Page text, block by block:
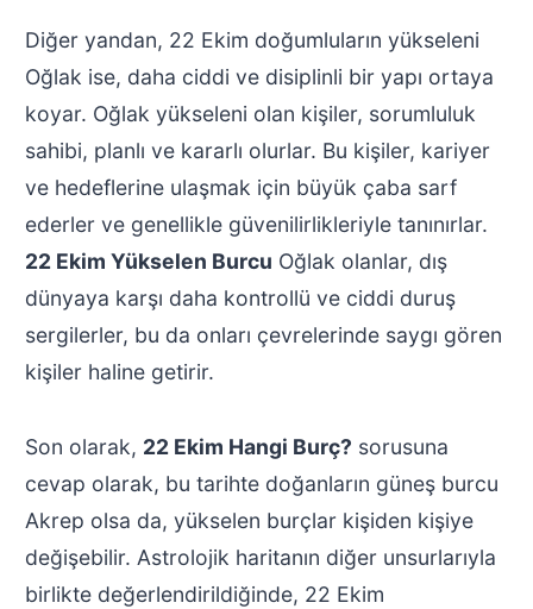
Diğer yandan, 22 Ekim doğumluların yükseleni
Oğlak ise, daha ciddi ve disiplinli bir yapı ortaya
koyar. Oğlak yükseleni olan kişiler, sorumluluk
sahibi, planlı ve kararlı olurlar. Bu kişiler, kariyer
ve hedeflerine ulaşmak için büyük çaba sarf
ederler ve genellikle güvenilirlikleriyle tanınırlar.
22 Ekim Yükselen Burcu Oğlak olanlar, dış
dünyaya karşı daha kontrollü ve ciddi duruş
sergilerler, bu da onları çevrelerinde saygı gören
kişiler haline getirir.
Son olarak, 22 Ekim Hangi Burç? sorusuna
cevap olarak, bu tarihte doğanların güneş burcu
Akrep olsa da, yükselen burçlar kişiden kişiye
değişebilir. Astrolojik haritanın diğer unsurlarıyla
birlikte değerlendirildiğinde, 22 Ekim